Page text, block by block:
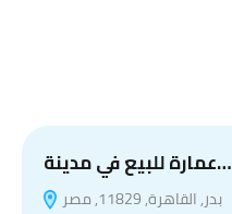
عمارة للبيع في مدينة…
بدر, القاهرة, 11829, مصر